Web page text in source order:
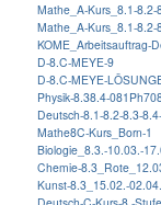
Mathe_A-Kurs_8.1-
Mathe_A-Kurs_8.1-
KOME_Arbeitsauftrag-
D-8.C-MEYE-9
D-8.C-MEYE-
Physik-8.38.4-
Deutsch-8.1-8.2-8.3-
Mathe8C-Kurs_Born-1
Biologie_8.3.-10.03.-
Chemie-
Kunst-8.3_15.02.-